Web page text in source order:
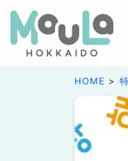
HOME